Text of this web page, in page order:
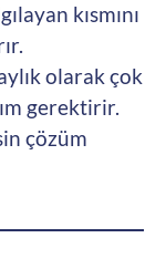
kısmını
olarak çok
gerektirir.
çözüm